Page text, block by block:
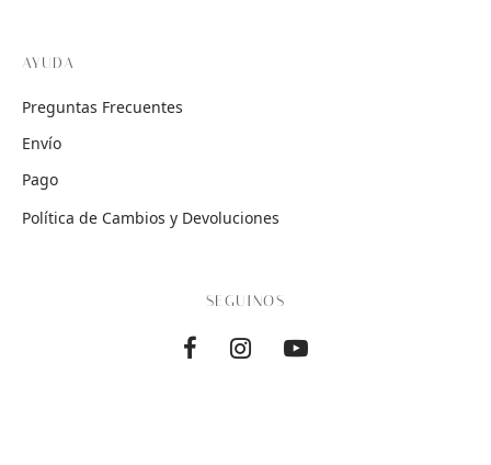
AYUDA
Preguntas Frecuentes
Envío
Pago
Política de Cambios y Devoluciones
SEGUINOS